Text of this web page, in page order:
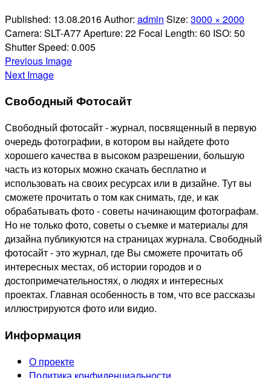
Published: 13.08.2016Author: admin Size: 3000 × 2000
Camera: SLT-A77Aperture: 22 Focal Length: 60 ISO: 50
Shutter Speed: 0.005
Previous Image
Next Image
Свободный Фотосайт
Свободный фотосайт - журнал, посвященный в первую
очередь фотографии, в котором вы найдете фото
хорошего качества в высоком разрешении, большую
часть из которых можно скачать бесплатно и
использовать на своих ресурсах или в дизайне. Тут вы
сможете прочитать о том как снимать, где, и как
обрабатывать фото - советы начинающим фотографам.
Но не только фото, советы о съемке и материалы для
дизайна публикуются на страницах журнала. Свободный
фотосайт - это журнал, где Вы сможете прочитать об
интересных местах, об истории городов и о
достопримечательностях, о людях и интересных
проектах. Главная особенность в том, что все рассказы
иллюстрируются фото или видио.
Информация
О проекте
Политика конфиденциальности